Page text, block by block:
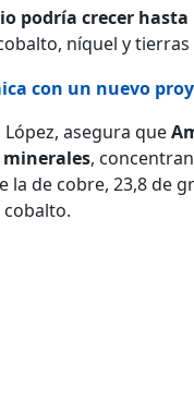
podría crecer hasta
níquel y tierras
con un nuevo
asegura que
,
de cobre, 23,8 de
cobalto.